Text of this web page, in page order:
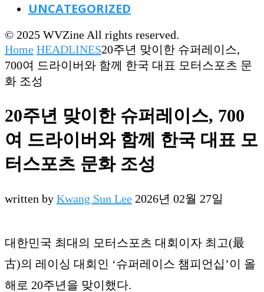
UNCATEGORIZED
© 2025 WVZine All rights reserved.
Home HEADLINES20주년 맞이한 슈퍼레이스,
700여 드라이버와 함께 한국 대표 모터스포츠 문
화 조성
20주년 맞이한 슈퍼레이스, 700
여 드라이버와 함께 한국 대표 모
터스포츠 문화 조성
written by Kwang Sun Lee 2026년 02월 27일
대한민국 최대의 모터스포츠 대회이자 최고(最
古)의 레이싱 대회인 ‘슈퍼레이스 챔피언십’이 올
해로 20주년을 맞이했다.